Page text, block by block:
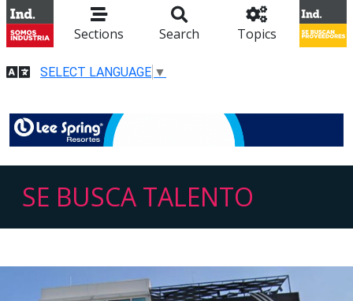
Sections Search Topics
SELECT LANGUAGE ▼
SE BUSCA TALENTO